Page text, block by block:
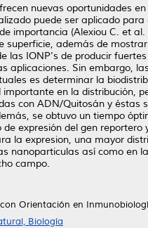
nuevas oportunidades
puede ser aplicado
importancia (Alexiou C. et
además de
las IONP's de producir
aplicaciones. Sin embargo,
es determinar la
en la distribución,
con ADN/Quitosán y
se obtuvo un tiempo
expresión del gen
la expresion, una mayor
nanoparticulas así como en
campo.
Orientación en
Biología